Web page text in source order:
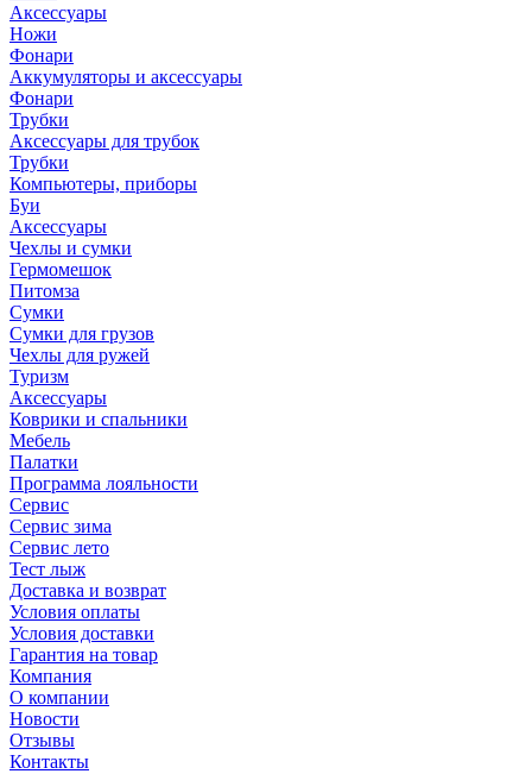
Аксессуары
Ножи
Фонари
Аккумуляторы и аксессуары
Фонари
Трубки
Аксессуары для трубок
Трубки
Компьютеры, приборы
Буи
Аксессуары
Чехлы и сумки
Гермомешок
Питомза
Сумки
Сумки для грузов
Чехлы для ружей
Туризм
Аксессуары
Коврики и спальники
Мебель
Палатки
Программа лояльности
Сервис
Сервис зима
Сервис лето
Тест лыж
Доставка и возврат
Условия оплаты
Условия доставки
Гарантия на товар
Компания
О компании
Новости
Отзывы
Контакты